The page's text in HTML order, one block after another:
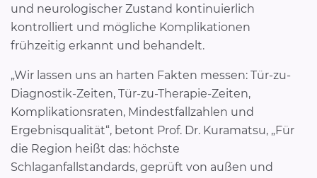
und neurologischer Zustand kontinuierlich
kontrolliert und mögliche Komplikationen
frühzeitig erkannt und behandelt.
„Wir lassen uns an harten Fakten messen: Tür-zu-
Diagnostik-Zeiten, Tür-zu-Therapie-Zeiten,
Komplikationsraten, Mindestfallzahlen und
Ergebnisqualität“, betont Prof. Dr. Kuramatsu, „Für
die Region heißt das: höchste
Schlaganfallstandards, geprüft von außen und